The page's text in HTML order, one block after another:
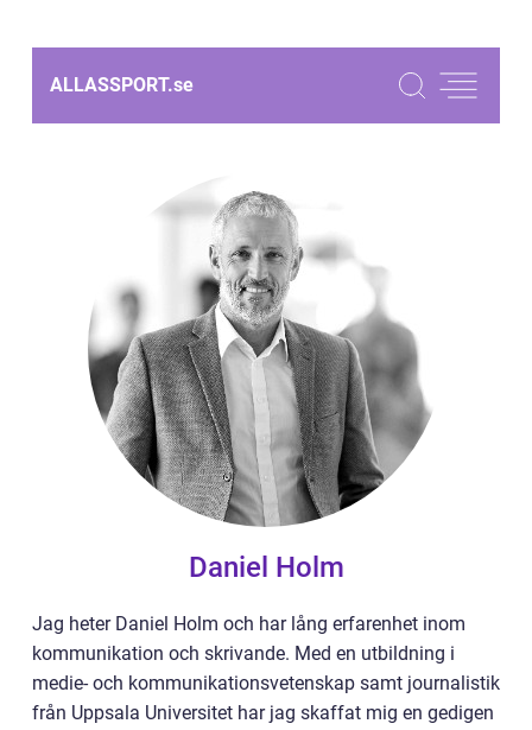
ALLASSPORT.se
Daniel Holm
Jag heter Daniel Holm och har lång erfarenhet inom
kommunikation och skrivande. Med en utbildning i
medie- och kommunikationsvetenskap samt journalistik
från Uppsala Universitet har jag skaffat mig en gedigen